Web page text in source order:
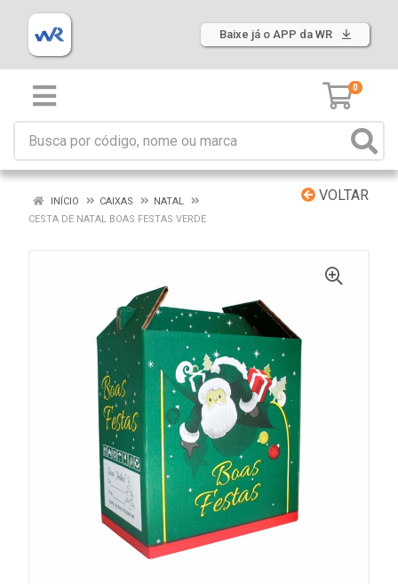
Baixe já o APP da WR
0
VOLTAR
INÍCIO CAIXAS
NATAL
CESTA DE NATAL BOAS FESTAS VERDE